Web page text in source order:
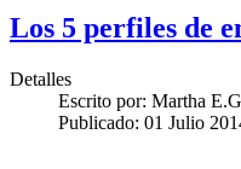
Los 5 perfiles de
Detalles
Escrito por: Martha
Publicado: 01 Julio